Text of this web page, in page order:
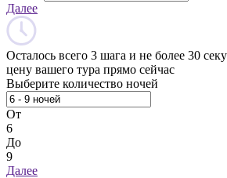
Далее
Осталось всего 3 шага и не более 30
цену вашего тура прямо сейчас
Выберите количество ночей
От
6
До
9
Далее